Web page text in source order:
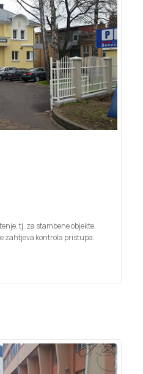
tj. za stambene objekte,
zahtjeva kontrola pristupa.